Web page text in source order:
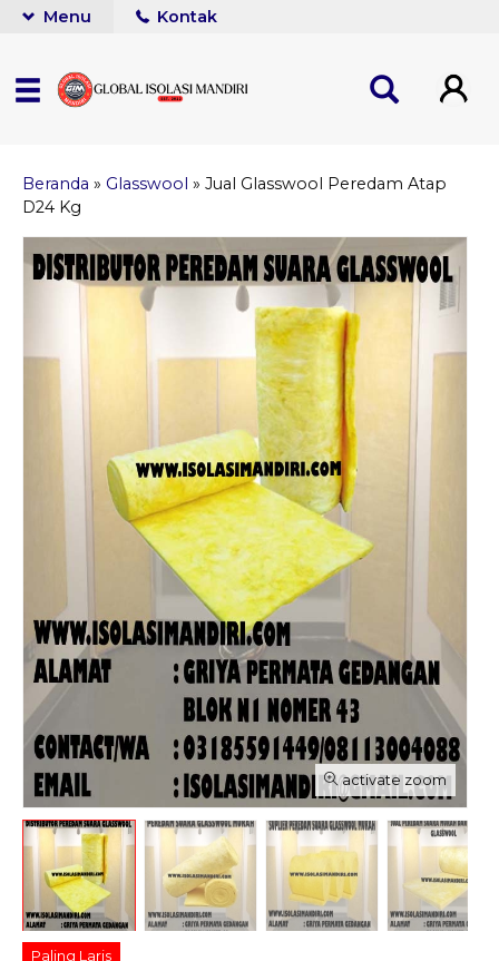
Menu Kontak
Beranda » Glasswool » Jual Glasswool Peredam Atap
D24 Kg
activate zoom
Paling Laris